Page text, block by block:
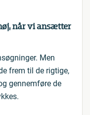
når vi ansætter
Men
frem til de rigtige,
gennemføre de